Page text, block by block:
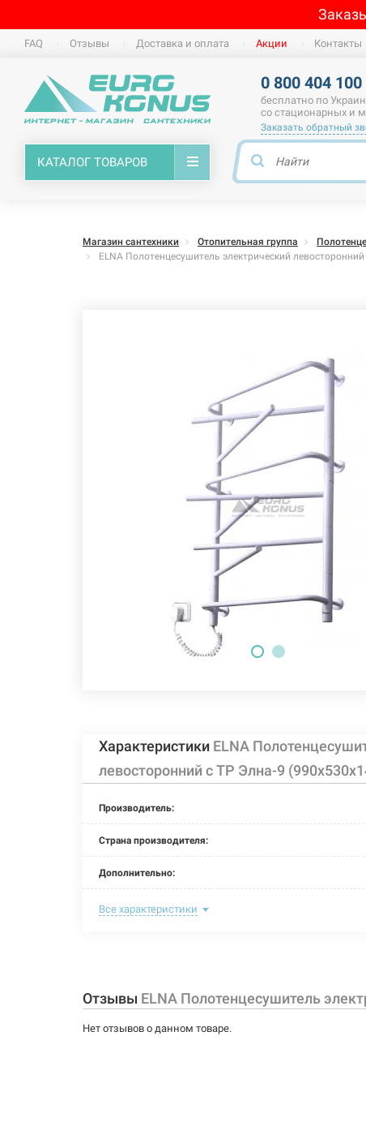
FAQ Отзывы Доставка и оплата Акции Контакты
0 800 404 100
бесплатно по
со стационарных и
Заказать обратный
КАТАЛОГ ТОВАРОВ
Магазин сантехники Отопительная группа
ELNA Полотенцесушитель электрический
Характеристики ELNA
левосторонний с ТР Элна-9
Производитель:
Страна производителя:
Дополнительно:
Цвет:
Высота:
Мощность:
Все характеристики
Отзывы ELNA Полотенцесушитель
Нет отзывов о данном товаре.